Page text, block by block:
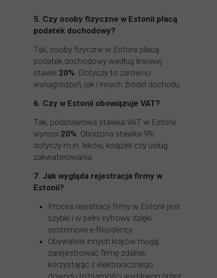
5. Czy osoby fizyczne w Estonii płacą
podatek dochodowy?
Tak, osoby fizyczne w Estonii płacą
podatek dochodowy według liniowej
stawki 20%. Dotyczy to zarówno
wynagrodzeń, jak i innych źródeł dochodu.
6. Czy w Estonii obowiązuje VAT?
Tak, podstawowa stawka VAT w Estonii
wynosi 20%. Obniżona stawka 9%
dotyczy m.in. leków, książek czy usług
zakwaterowania.
7. Jak wygląda rejestracja firmy w
Estonii?
Proces rejestracji firmy w Estonii jest
szybki i w pełni cyfrowy dzięki
systemowi e-Residency.
Obywatele innych krajów mogą
zarejestrować firmę zdalnie,
korzystając z elektronicznego
dowodu tożsamości wydanego przez